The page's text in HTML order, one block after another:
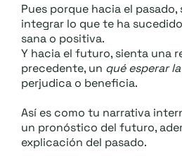
Pues porque hacia el
integrar lo que te ha
sana o positiva.
Y hacia el futuro, sienta una
precedente, un qué esperar
perjudica o beneficia.
Así es como tu narrativa
un pronóstico del futuro,
explicación del pasado.